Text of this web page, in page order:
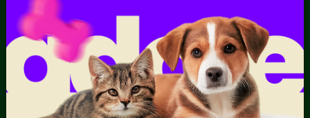
III - Anexo III - Planilha
Orçamentária das Rotas
IV - Rotas georreferenciadas
em execução
Licitações
Termos Aditivos